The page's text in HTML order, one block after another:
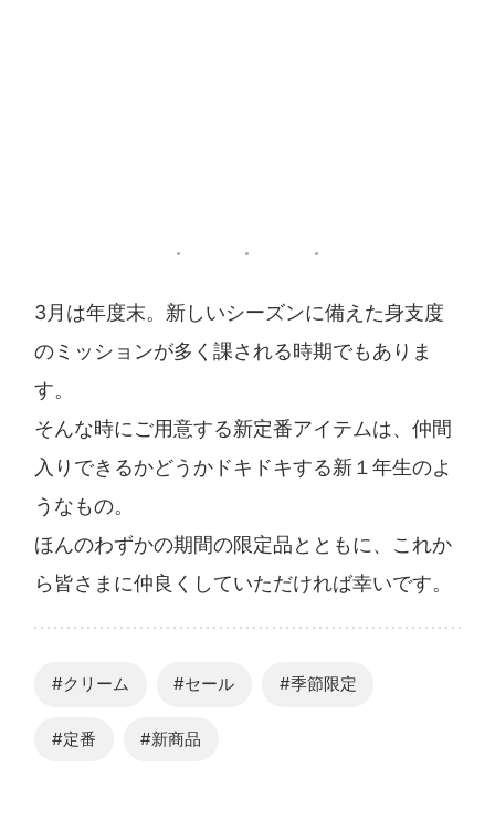
3月は年度末。新しいシーズンに備えた身支度
のミッションが多く課される時期でもありま
す。
そんな時にご用意する新定番アイテムは、仲間
入りできるかどうかドキドキする新１年生のよ
うなもの。
ほんのわずかの期間の限定品とともに、これか
ら皆さまに仲良くしていただければ幸いです。
#クリーム #セール #季節限定
#定番 #新商品